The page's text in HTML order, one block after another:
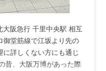
阪急行 千里中央駅 相互
御堂筋線で江坂より先の
詳しくない方にも通じ
昔、大阪万博があった際